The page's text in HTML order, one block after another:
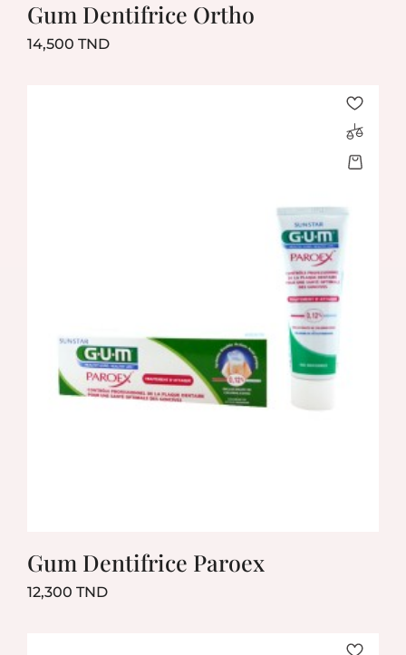
Gum Dentifrice Ortho
14,500 TNDPrix
Gum Dentifrice Paroex
12,300 TNDPrix